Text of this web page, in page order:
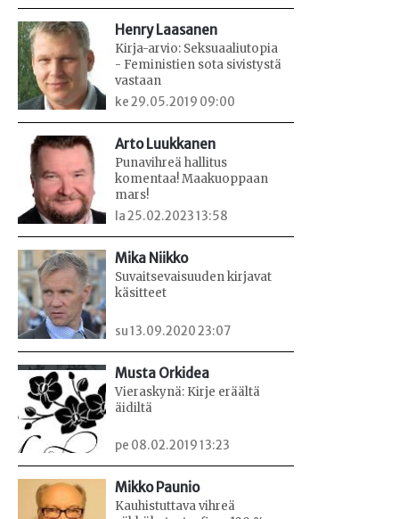
Henry Laasanen
Kirja-arvio: Seksuaaliutopia
- Feministien sota sivistystä
vastaan
ke 29.05.2019 09:00
Arto Luukkanen
Punavihreä hallitus
komentaa! Maakuoppaan
mars!
la 25.02.2023 13:58
Mika Niikko
Suvaitsevaisuuden kirjavat
käsitteet
su 13.09.2020 23:07
Musta Orkidea
Vieraskynä: Kirje eräältä
äidiltä
pe 08.02.2019 13:23
Mikko Paunio
Kauhistuttava vihreä